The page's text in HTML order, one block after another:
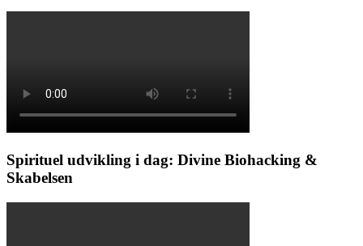
Spirituel udvikling i dag: Divine Biohacking &
Skabelsen